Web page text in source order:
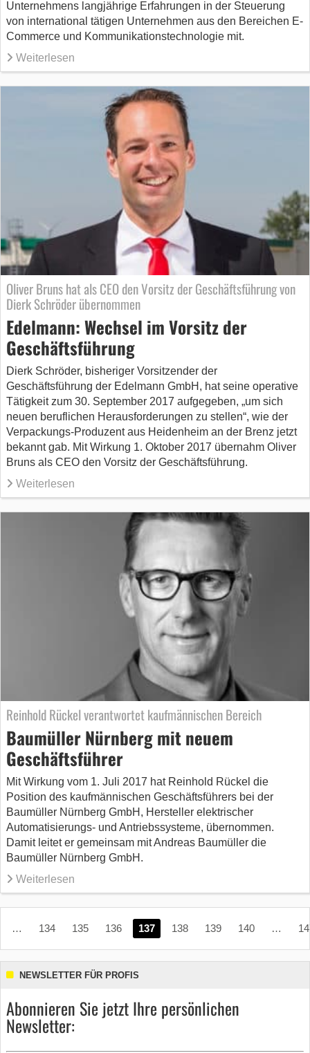
Unternehmens langjährige Erfahrungen in der Steuerung
von international tätigen Unternehmen aus den Bereichen E-
Commerce und Kommunikationstechnologie mit.
Weiterlesen
Oliver Bruns hat als CEO den Vorsitz der Geschäftsführung von
Dierk Schröder übernommen
Edelmann: Wechsel im Vorsitz der
Geschäftsführung
Dierk Schröder, bisheriger Vorsitzender der
Geschäftsführung der Edelmann GmbH, hat seine operative
Tätigkeit zum 30. September 2017 aufgegeben, „um sich
neuen beruflichen Herausforderungen zu stellen“, wie der
Verpackungs-Produzent aus Heidenheim an der Brenz jetzt
bekannt gab. Mit Wirkung 1. Oktober 2017 übernahm Oliver
Bruns als CEO den Vorsitz der Geschäftsführung.
Weiterlesen
Reinhold Rückel verantwortet kaufmännischen Bereich
Baumüller Nürnberg mit neuem
Geschäftsführer
Mit Wirkung vom 1. Juli 2017 hat Reinhold Rückel die
Position des kaufmännischen Geschäftsführers bei der
Baumüller Nürnberg GmbH, Hersteller elektrischer
Automatisierungs- und Antriebssysteme, übernommen.
Damit leitet er gemeinsam mit Andreas Baumüller die
Baumüller Nürnberg GmbH.
Weiterlesen
… 134 135 136 137 138 139 140 …
NEWSLETTER FÜR PROFIS
Abonnieren Sie jetzt Ihre persönlichen
Newsletter: